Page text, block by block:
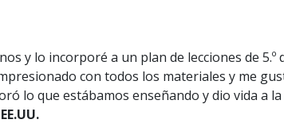
y lo incorporé a un plan de lecciones de 5.º
con todos los materiales y me
lo que estábamos enseñando y dio vida a